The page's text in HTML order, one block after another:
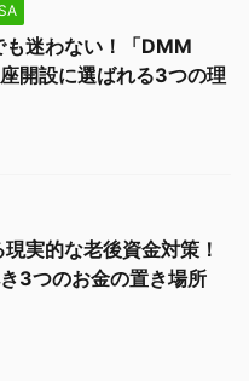
迷わない！「DMM
開設に選ばれる3つの理
実的な老後資金対策！
3つのお金の置き場所